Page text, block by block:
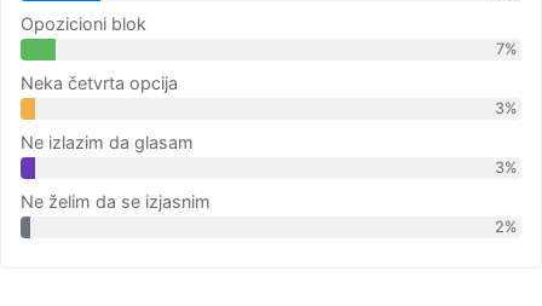
Opozicioni blok
7%
Neka četvrta opcija
3%
Ne izlazim da glasam
3%
Ne želim da se izjasnim
2%